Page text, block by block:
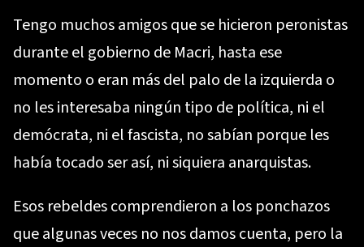
Tengo muchos amigos que se hicieron peronistas
durante el gobierno de Macri, hasta ese
momento o eran más del palo de la izquierda o
no les interesaba ningún tipo de política, ni el
demócrata, ni el fascista, no sabían porque les
había tocado ser así, ni siquiera anarquistas.
Esos rebeldes comprendieron a los ponchazos
que algunas veces no nos damos cuenta, pero la